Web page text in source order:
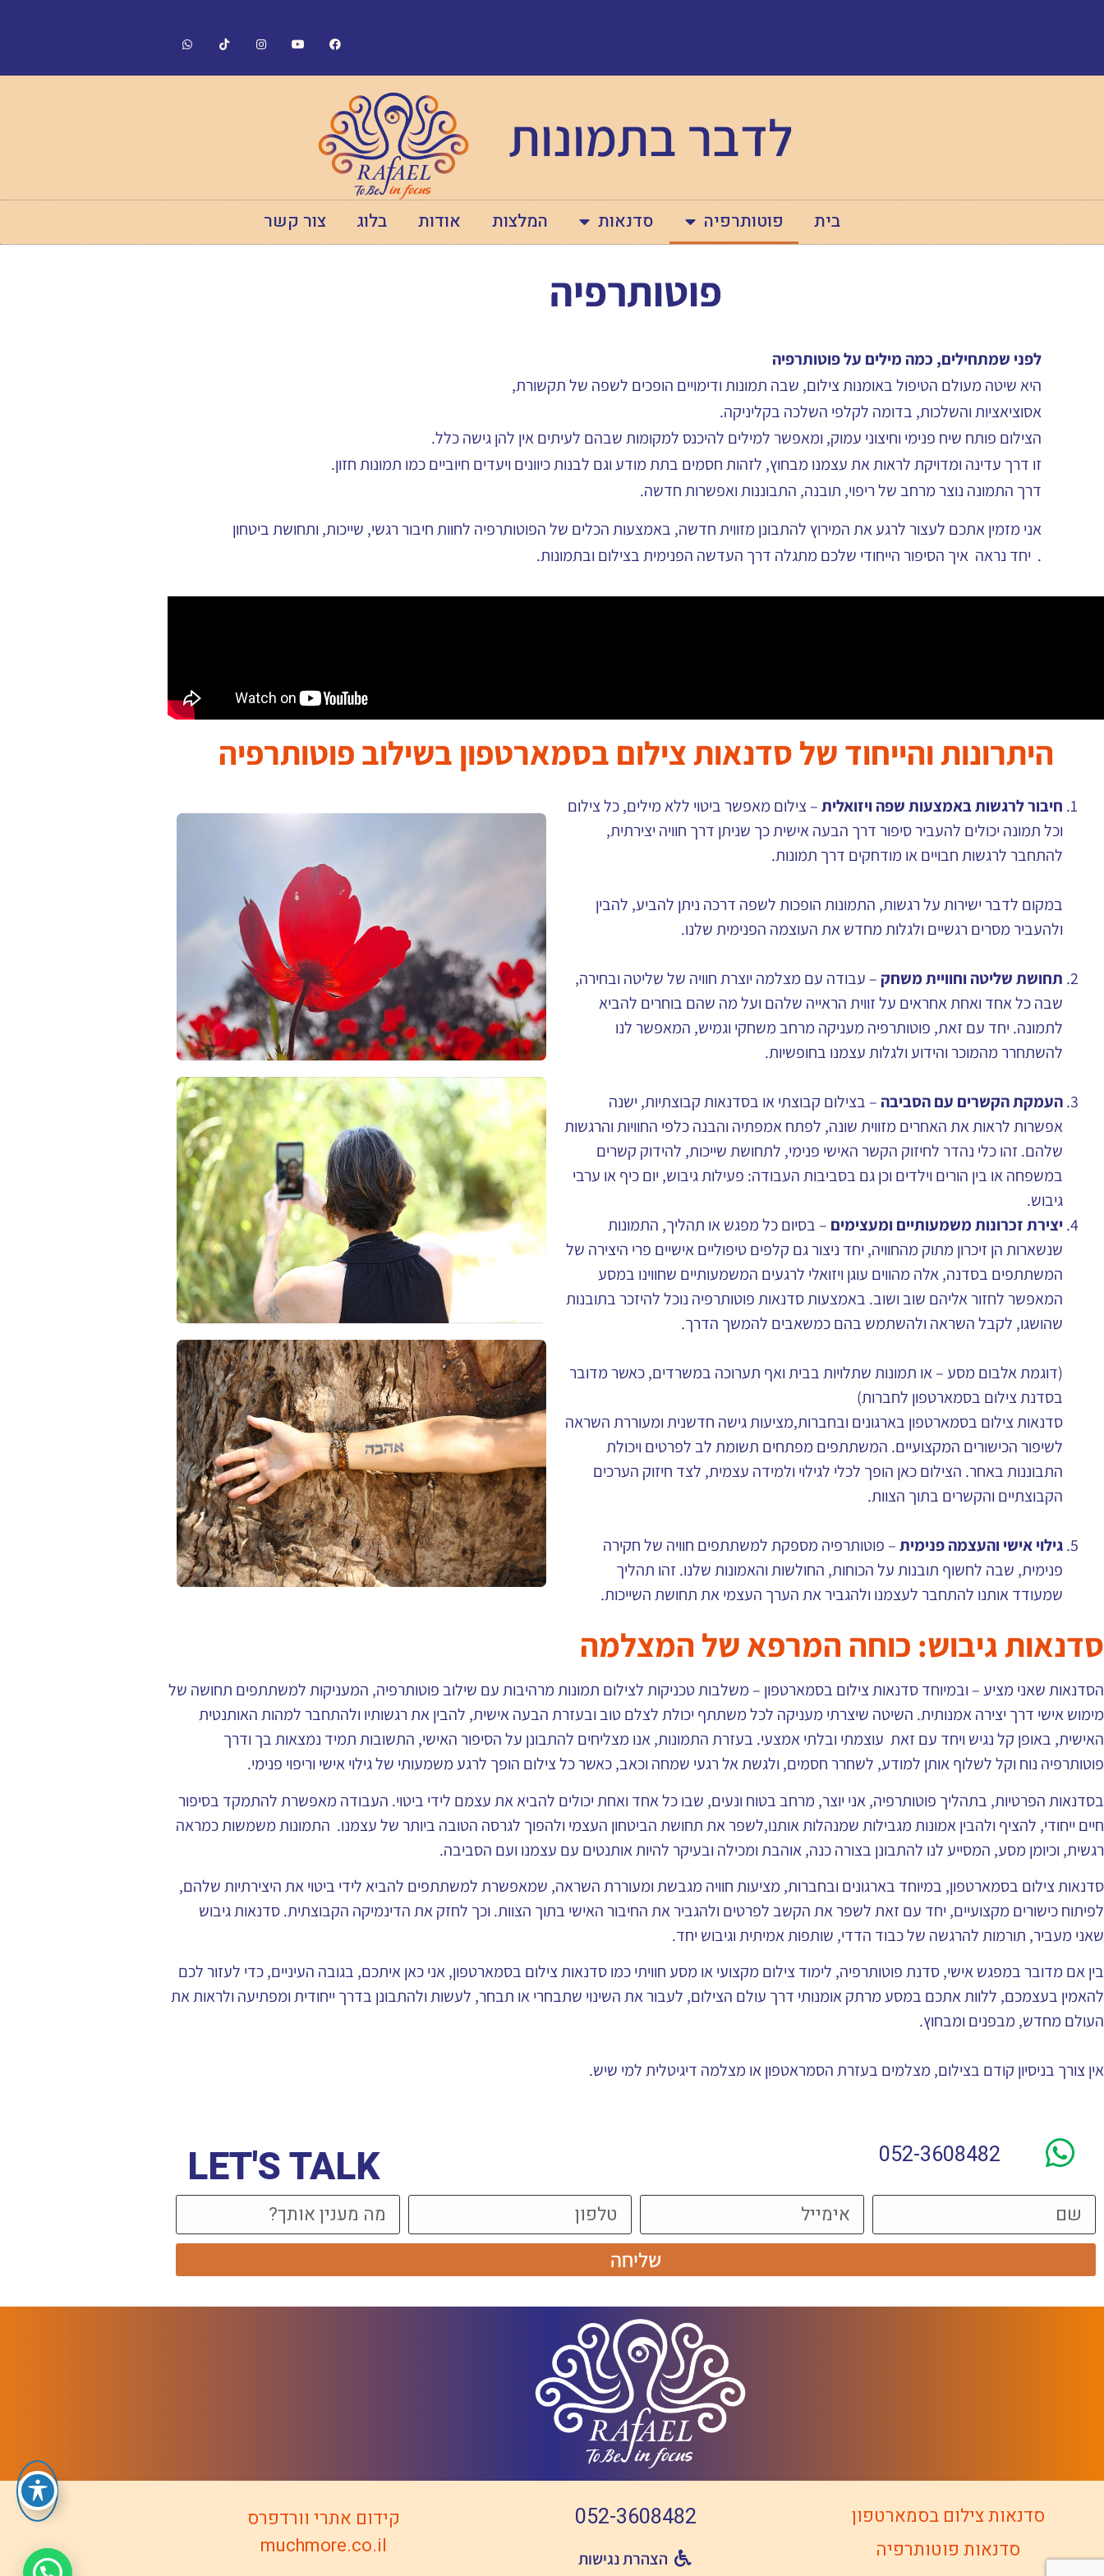
לדבר בתמונות
בית פוטותרפיה סדנאות המלצות אודות בלוג צור קשר
פוטותרפיה
לפני שמתחילים, כמה מילים על פוטותרפיה
היא שיטה מעולם הטיפול באומנות צילום, שבה תמונות ודימויים הופכים לשפה של תקשורת,
אסוציאציות והשלכות, בדומה לקלפי השלכה בקליניקה.
הצילום פותח שיח פנימי וחיצוני עמוק, ומאפשר למילים להיכנס למקומות שבהם לעיתים אין להן גישה כלל.
זו דרך עדינה ומדויקת לראות את עצמנו מבחוץ, לזהות חסמים בתת מודע וגם לבנות כיוונים ויעדים חיוביים כמו תמונות חזון.
דרך התמונה נוצר מרחב של ריפוי, תובנה, התבוננות ואפשרות חדשה.
אני מזמין אתכם לעצור לרגע את המירוץ להתבונן מזווית חדשה, באמצעות הכלים של הפוטותרפיה לחוות חיבור רגשי, שייכות, ותחושת ביטחון
. יחד נראה איך הסיפור הייחודי שלכם מתגלה דרך העדשה הפנימית בצילום ובתמונות.
היתרונות והייחוד של סדנאות צילום בסמארטפון בשילוב פוטותרפיה
חיבור לרגשות באמצעות שפה ויזואלית– צילום מאפשר ביטוי ללא מילים, כל צילום
וכל תמונה יכולים להעביר סיפור דרך הבעה אישית כך שניתן דרך חוויה יצירתית,
להתחבר לרגשות חבויים או מודחקים דרך תמונות.
במקום לדבר ישירות על רגשות, התמונות הופכות לשפה דרכה ניתן להביע, להבין
ולהעביר מסרים רגשיים ולגלות מחדש את העוצמה הפנימית שלנו.
תחושת שליטה וחוויית משחק– עבודה עם מצלמה יוצרת חוויה של שליטה ובחירה,
שבה כל אחד ואחת אחראים על זווית הראייה שלהם ועל מה שהם בוחרים להביא
לתמונה. יחד עם זאת, פוטותרפיה מעניקה מרחב משחקי וגמיש, המאפשר לנו
להשתחרר מהמוכר והידוע ולגלות עצמנו בחופשיות.
העמקת הקשרים עם הסביבה – בצילום קבוצתי או בסדנאות קבוצתיות, ישנה
אפשרות לראות את האחרים מזווית שונה, לפתח אמפתיה והבנה כלפי החוויות והרגשות
שלהם. זהו כלי נהדר לחיזוק הקשר האישי פנימי, לתחושת שייכות, להידוק קשרים
במשפחה או בין הורים וילדים וכן גם בסביבות העבודה: פעילות גיבוש, יום כיף או ערבי
גיבוש.
יצירת זכרונות משמעותיים ומעצימים – בסיום כל מפגש או תהליך, התמונות
שנשארות הן זיכרון מתוק מהחוויה, יחד ניצור גם קלפים טיפוליים אישיים פרי היצירה של
המשתתפים בסדנה, אלה מהווים עוגן ויזואלי לרגעים המשמעותיים שחווינו במסע
המאפשר לחזור אליהם שוב ושוב. באמצעות סדנאות פוטותרפיה נוכל להיזכר בתובנות
שהושגו, לקבל השראה ולהשתמש בהם כמשאבים להמשך הדרך.
(דוגמת אלבום מסע – או תמונות שתלויות בבית ואף תערוכה במשרדים, כאשר מדובר
בסדנת צילום בסמארטפון לחברות)
סדנאות צילום בסמארטפון בארגונים ובחברות,מציעות גישה חדשנית ומעוררת השראה
לשיפור הכישורים המקצועיים. המשתתפים מפתחים תשומת לב לפרטים ויכולת
התבוננות באחר. הצילום כאן הופך לכלי לגילוי ולמידה עצמית, לצד חיזוק הערכים
הקבוצתיים והקשרים בתוך הצוות.
גילוי אישי והעצמה פנימית– פוטותרפיה מספקת למשתתפים חוויה של חקירה
פנימית, שבה לחשוף תובנות על הכוחות, החולשות והאמונות שלנו. זהו תהליך
שמעודד אותנו להתחבר לעצמנו ולהגביר את הערך העצמי את תחושת השייכות.
סדנאות גיבוש: כוחה המרפא של המצלמה
הסדנאות שאני מציע – ובמיוחד סדנאות צילום בסמארטפון – משלבות טכניקות לצילום תמונות מרהיבות עם שילוב פוטותרפיה, המעניקות למשתתפים תחושה של
מימוש אישי דרך יצירה אמנותית. השיטה שיצרתי מעניקה לכל משתתף יכולת לצלם טוב ובעזרת הבעה אישית, להבין את רגשותיו ולהתחבר למהות האותנטית
האישית, באופן קל נגיש ויחד עם זאת עוצמתי ובלתי אמצעי. בעזרת התמונות, אנו מצליחים להתבונן על הסיפור האישי, התשובות תמיד נמצאות בך ודרך
פוטותרפיה נוח וקל לשלוף אותן למודע, לשחרר חסמים, ולגשת אל רגעי שמחה וכאב, כאשר כל צילום הופך לרגע משמעותי של גילוי אישי וריפוי פנימי.
בסדנאות הפרטיות, בתהליך פוטותרפיה, אני יוצר, מרחב בטוח ונעים, שבו כל אחד ואחת יכולים להביא את עצמם לידי ביטוי. העבודה מאפשרת להתמקד בסיפור
חיים ייחודי, להציף ולהבין אמונות מגבילות שמנהלות אותנו,לשפר את תחושת הביטחון העצמי ולהפוך לגרסה הטובה ביותר של עצמנו. התמונות משמשות כמראה
רגשית, וכיומן מסע, המסייע לנו להתבונן בצורה כנה, אוהבת ומכילה ובעיקר להיות אותנטים עם עצמנו ועם הסביבה.
סדנאות צילום בסמארטפון, במיוחד בארגונים ובחברות, מציעות חוויה מגבשת ומעוררת השראה, שמאפשרת למשתתפים להביא לידי ביטוי את היצירתיות שלהם,
לפיתוח כישורים מקצועיים, יחד עם זאת לשפר את הקשב לפרטים ולהגביר את החיבור האישי בתוך הצוות. וכך לחזק את הדינמיקה הקבוצתית. סדנאות גיבוש
שאני מעביר, תורמות להרגשה של כבוד הדדי, שותפות אמיתית וגיבוש יחד.
בין אם מדובר במפגש אישי, סדנת פוטותרפיה, לימוד צילום מקצועי או מסע חוויתי כמו סדנאות צילום בסמארטפון, אני כאן איתכם, בגובה העיניים, כדי לעזור לכם
להאמין בעצמכם, ללוות אתכם במסע מרתק אומנותי דרך עולם הצילום, לעבור את השינוי שתבחרי או תבחר, לעשות ולהתבונן בדרך ייחודית ומפתיעה ולראות את
העולם מחדש, מבפנים ומבחוץ.
אין צורך בניסיון קודם בצילום, מצלמים בעזרת הסמראטפון או מצלמה דיגיטלית למי שיש.
052-3608482
LET'S TALK
שליחה
סדנאות צילום בסמארטפון
סדנאות פוטותרפיה
052-3608482
הצהרת נגישות
קידום אתרי וורדפרס
muchmore.co.il